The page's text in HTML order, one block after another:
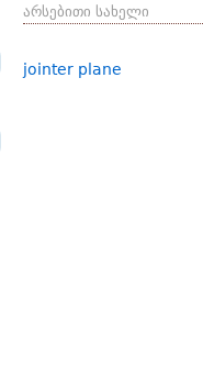
არსებითი სახელი
jointer plane